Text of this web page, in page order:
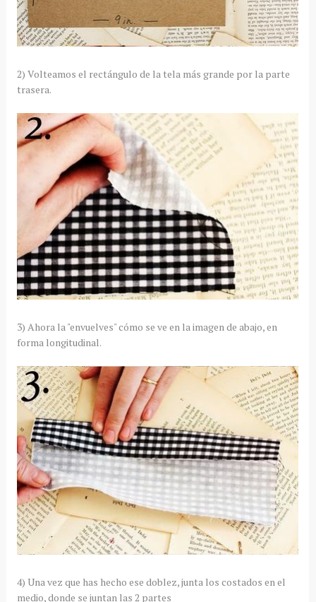
2) Volteamos el rectángulo de la tela más grande por la parte
trasera.
3) Ahora la "envuelves" cómo se ve en la imagen de abajo, en
forma longitudinal.
4) Una vez que has hecho ese doblez, junta los costados en el
medio, donde se juntan las 2 partes